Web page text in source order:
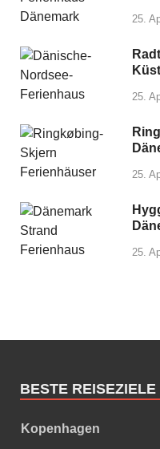
25.
25.
25.
25.
BESTE
Kopenhagen